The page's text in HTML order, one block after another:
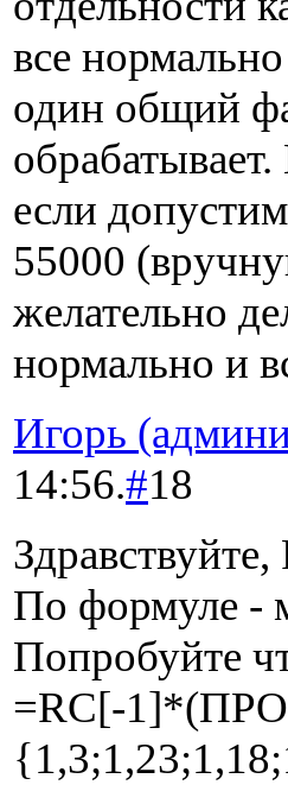
все
один общий
если
55000
желательно
нормально и
Игорь
14:56.#18
По формуле -
Попробуйте
=RC[-